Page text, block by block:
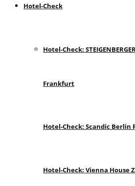
Hotel-Check
Hotel-Check:
Frankfurt
Hotel-Check: Scandic Berlin
Hotel-Check: Vienna House